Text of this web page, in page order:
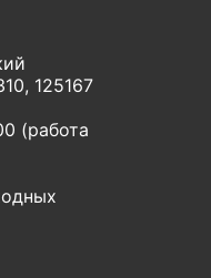
125167
(работа